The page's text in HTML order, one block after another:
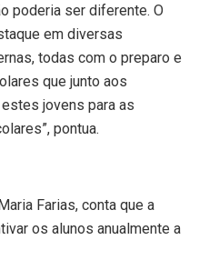
poderia ser diferente. O
em diversas
todas com o preparo e
que junto aos
jovens para as
pontua.
Farias, conta que a
os alunos anualmente a